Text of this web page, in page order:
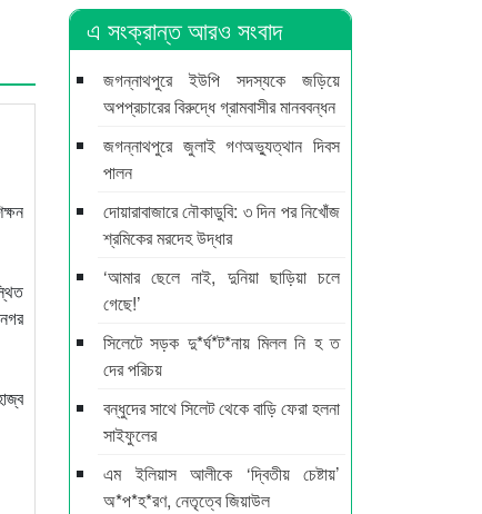
এ সংক্রান্ত আরও সংবাদ
জগন্নাথপুরে ইউপি সদস্যকে জড়িয়ে
অপপ্রচারের বিরুদ্ধে গ্রামবাসীর মানববন্ধন
জগন্নাথপুরে জুলাই গণঅভ্যুত্থান দিবস
পালন
দোয়ারাবাজারে নৌকাডুবি: ৩ দিন পর নিখোঁজ
শ্রমিকের মরদেহ উদ্ধার
‘আমার ছেলে নাই, দুনিয়া ছাড়িয়া চলে
গেছে!’
সিলেটে সড়ক দু*র্ঘ*ট*নায় মিলল নি হ ত
দের পরিচয়
বন্ধুদের সাথে সিলেট থেকে বাড়ি ফেরা হলনা
সাইফুলের
এম ইলিয়াস আলীকে ‘দ্বিতীয় চেষ্টায়’
অ*প*হ*রণ, নেতৃত্বে জিয়াউল